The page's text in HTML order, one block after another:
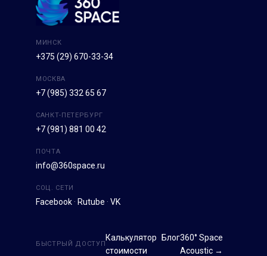
МИНСК
+375 (29) 670-33-34
МОСКВА
+7 (985) 332 65 67
САНКТ-ПЕТЕРБУРГ
+7 (981) 881 00 42
ПОЧТА
info@360space.ru
СОЦ. СЕТИ
Facebook · Rutube · VK
БЫСТРЫЙ ДОСТУП
Калькулятор
стоимости
Блог360° Space
Acoustic →